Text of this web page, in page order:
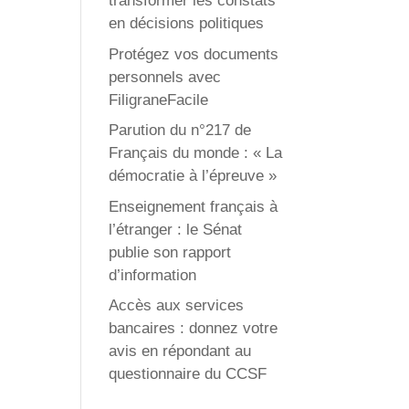
en décisions politiques
Protégez vos documents
personnels avec
FiligraneFacile
Parution du n°217 de
Français du monde : « La
démocratie à l’épreuve »
Enseignement français à
l’étranger : le Sénat
publie son rapport
d’information
Accès aux services
bancaires : donnez votre
avis en répondant au
questionnaire du CCSF